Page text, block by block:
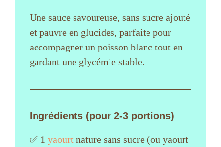
Une sauce savoureuse, sans sucre ajouté
et pauvre en glucides, parfaite pour
accompagner un poisson blanc tout en
gardant une glycémie stable.
Ingrédients (pour 2-3 portions)
✅ 1 yaourt nature sans sucre (ou yaourt